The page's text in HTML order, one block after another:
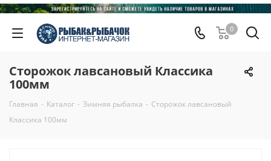
0
Сторожок лавсановый Классика
100мм
Главная - Каталог - Зимняя рыбалка - Сторожок лавсановый
Классика 100мм